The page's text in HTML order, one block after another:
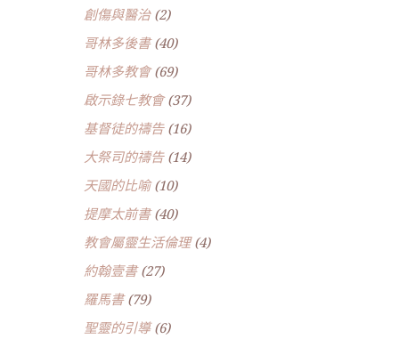
創傷與醫治(2)
哥林多後書(40)
哥林多教會(69)
啟示錄七教會(37)
基督徒的禱告(16)
大祭司的禱告(14)
天國的比喻(10)
提摩太前書(40)
教會屬靈生活倫理(4)
約翰壹書(27)
羅馬書(79)
聖靈的引導(6)